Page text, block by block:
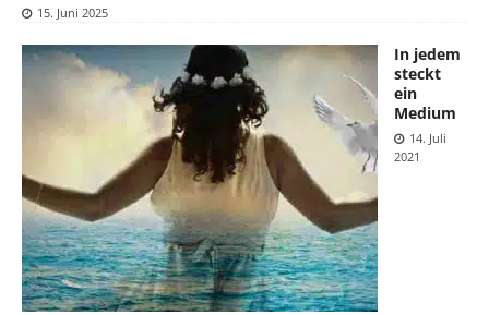
15. Juni 2025
In jedem
steckt
ein
Medium
14. Juli
2021